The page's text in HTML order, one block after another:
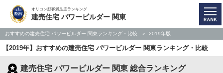
オリコン顧客満足度ランキング
建売住宅 パワービルダー 関東
おすすめの建売住宅 パワービルダー 関東ランキング・比較 2019年版
【2019年】おすすめの建売住宅 パワービルダー 関東ランキング・比較
建売住宅 パワービルダー 関東 総合ランキング